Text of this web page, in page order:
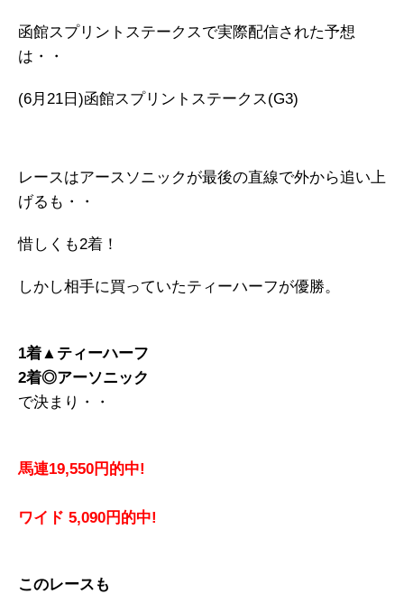
函館スプリントステークスで実際配信された予想
は・・
(6月21日)函館スプリントステークス(G3)
レースはアースソニックが最後の直線で外から追い上
げるも・・
惜しくも2着！
しかし相手に買っていたティーハーフが優勝。
1着▲ティーハーフ
2着◎アーソニック
で決まり・・
馬連19,550円的中!
ワイド 5,090円的中!
このレースも